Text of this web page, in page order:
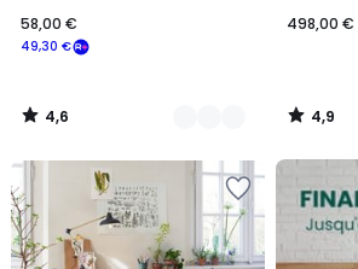
49,30 €
58,00 €
4,6
/
498,00 €
4,9
/
FINAL